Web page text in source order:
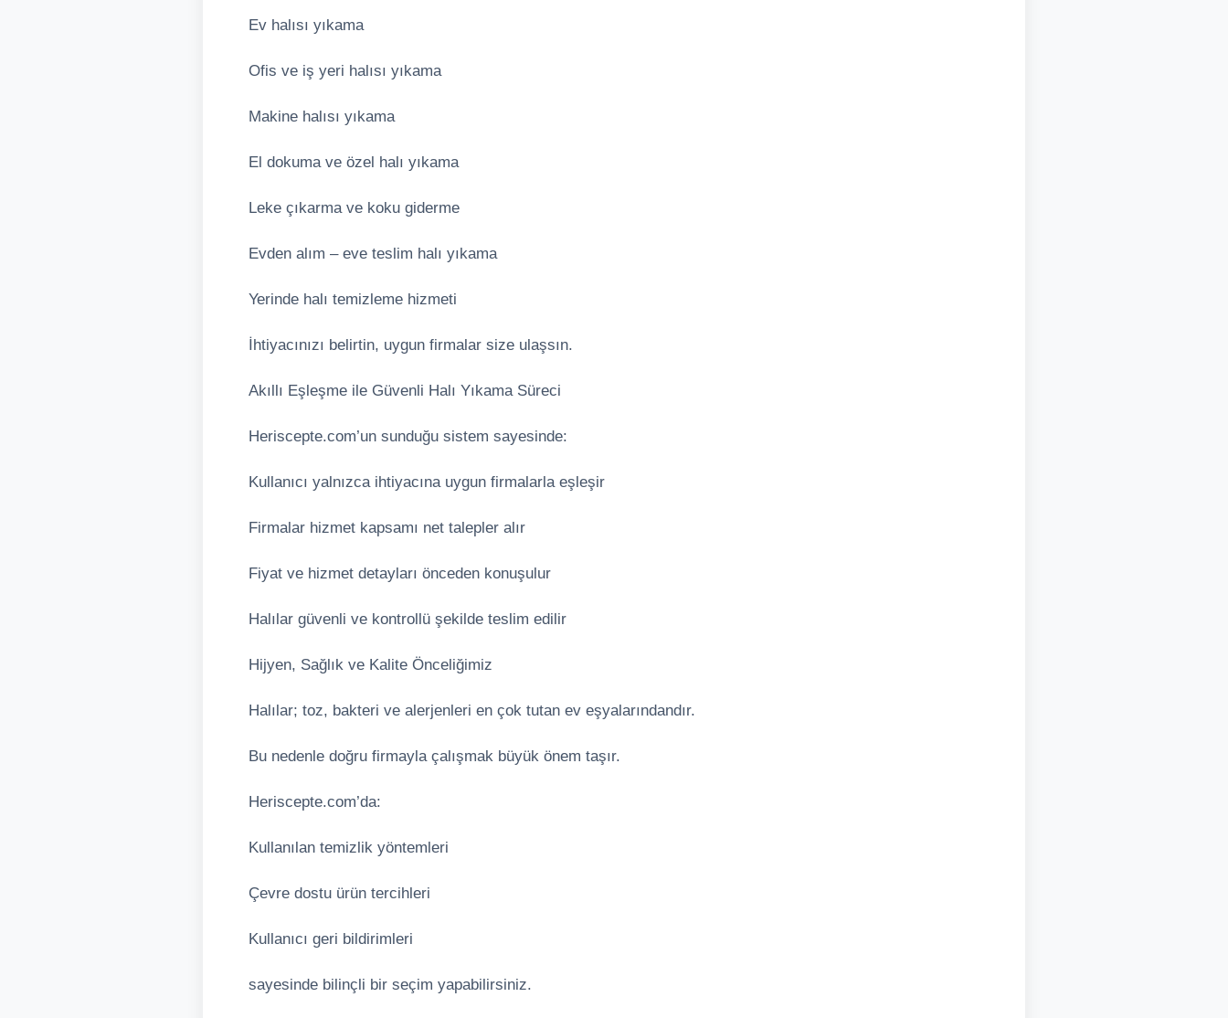
Ev halısı yıkama
Ofis ve iş yeri halısı yıkama
Makine halısı yıkama
El dokuma ve özel halı yıkama
Leke çıkarma ve koku giderme
Evden alım – eve teslim halı yıkama
Yerinde halı temizleme hizmeti
İhtiyacınızı belirtin, uygun firmalar size ulaşsın.
Akıllı Eşleşme ile Güvenli Halı Yıkama Süreci
Heriscepte.com’un sunduğu sistem sayesinde:
Kullanıcı yalnızca ihtiyacına uygun firmalarla eşleşir
Firmalar hizmet kapsamı net talepler alır
Fiyat ve hizmet detayları önceden konuşulur
Halılar güvenli ve kontrollü şekilde teslim edilir
Hijyen, Sağlık ve Kalite Önceliğimiz
Halılar; toz, bakteri ve alerjenleri en çok tutan ev eşyalarındandır.
Bu nedenle doğru firmayla çalışmak büyük önem taşır.
Heriscepte.com’da:
Kullanılan temizlik yöntemleri
Çevre dostu ürün tercihleri
Kullanıcı geri bildirimleri
sayesinde bilinçli bir seçim yapabilirsiniz.